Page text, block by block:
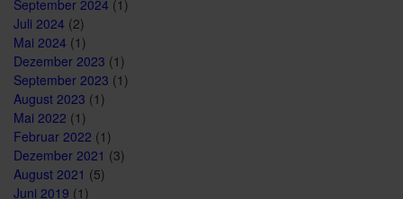
September 2024 (1)
Juli 2024 (2)
Mai 2024 (1)
Dezember 2023 (1)
September 2023 (1)
August 2023 (1)
Mai 2022 (1)
Februar 2022 (1)
Dezember 2021 (3)
August 2021 (5)
Juni 2019 (1)